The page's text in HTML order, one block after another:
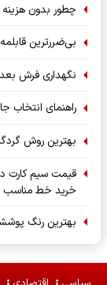
چطور بدون
بی‌ضررترین
نگهداری فرش
راهنمای انتخاب
بهترین روش
قیمت سیم کارت
خرید خط مناسب
بهترین رنگ